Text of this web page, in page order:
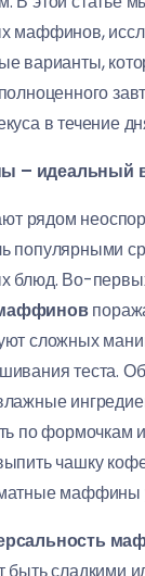
маффинов,
варианты,
в течение
– идеальный
рядом
популярными
блюд. Во-
сложных
теста.
по формочкам
чашку
маффины